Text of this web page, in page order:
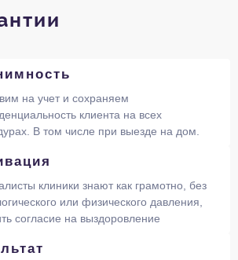
на учет и сохраняем
клиента на всех
В том числе при выезде на дом.
клиники знают как грамотно, без
или физического давления,
согласие на выздоровление